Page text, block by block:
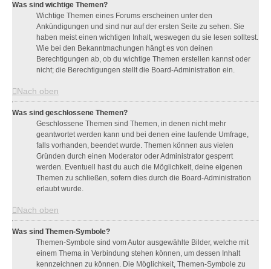
Was sind wichtige Themen?
Wichtige Themen eines Forums erscheinen unter den
Ankündigungen und sind nur auf der ersten Seite zu sehen. Sie
haben meist einen wichtigen Inhalt, weswegen du sie lesen solltest.
Wie bei den Bekanntmachungen hängt es von deinen
Berechtigungen ab, ob du wichtige Themen erstellen kannst oder
nicht; die Berechtigungen stellt die Board-Administration ein.
Nach oben
Was sind geschlossene Themen?
Geschlossene Themen sind Themen, in denen nicht mehr
geantwortet werden kann und bei denen eine laufende Umfrage,
falls vorhanden, beendet wurde. Themen können aus vielen
Gründen durch einen Moderator oder Administrator gesperrt
werden. Eventuell hast du auch die Möglichkeit, deine eigenen
Themen zu schließen, sofern dies durch die Board-Administration
erlaubt wurde.
Nach oben
Was sind Themen-Symbole?
Themen-Symbole sind vom Autor ausgewählte Bilder, welche mit
einem Thema in Verbindung stehen können, um dessen Inhalt
kennzeichnen zu können. Die Möglichkeit, Themen-Symbole zu